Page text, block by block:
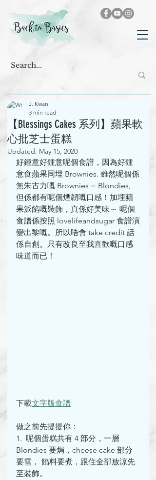
【Blessings Cakes 系列】蘋果軟
心批芝士蛋糕
J. Kwan
3 min read
Updated: May 15, 2020
好鍾意好鍾意呢個食譜，因為好鍾
意食蘋果同埋 Brownies. 雖然呢個係
無朱古力嘅 Brownies = Blondies,
但係都有呢個煙韌嘅口感！加埋蘋
果派餡嘅裝飾，真係好美味～ 呢個
食譜係按照 lovelifeandsugar 食譜演
變出黎嘅。所以唔會 take credit 話
係自創。只有改良至我喜歡嘅口感
味道而已！
下載文字版食譜
做之前先提提你：
1.  呢個蛋糕共有 4 部分，一層
Blondies 要焗，cheese cake 部分
要雪， 餡料要煮，跟住全部放涼先
至裝飾。